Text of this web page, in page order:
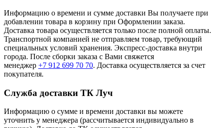
Информацию о времени и сумме доставки Вы получаете при
добавлении товара в корзину при Оформлении заказа.
Доставка товара осуществляется только после полной оплаты.
Транспортной компанией не отправляем товар, требующий
специальных условий хранения. Экспресс-доставка внутри
города. После сборки заказа с Вами свяжется
менеджер +7 912 699 70 70. Доставка осуществляется за счет
покупателя.
Служба доставки ТК Луч
Информацию о сумме и времени доставки вы можете
уточнить у менеджера (рассчитывается индивидуально в